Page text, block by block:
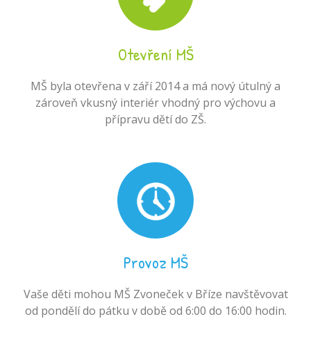
Otevření MŠ
MŠ byla otevřena v září 2014 a má nový útulný a
zároveň vkusný interiér vhodný pro výchovu a
přípravu dětí do ZŠ.
Provoz MŠ
Vaše děti mohou MŠ Zvoneček v Bříze navštěvovat
od pondělí do pátku v době od 6:00 do 16:00 hodin.